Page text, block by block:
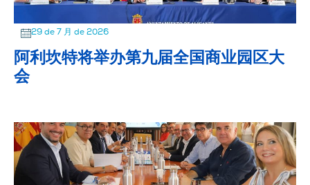
29 de 7 月 de 2026
阿利坎特将举办第九届全国商业园区大
会